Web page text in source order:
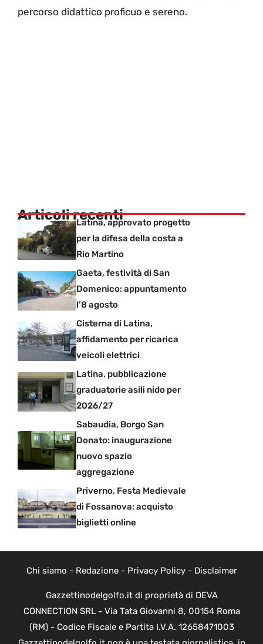
percorso didattico proficuo e sereno.
Articoli recentiLatina, approvato progetto
per la difesa della costa a
Rio Martino
Gaeta, festività di San
Domenico: appuntamento
l’8 agosto
Cisterna di Latina,
affidamento per ricarica
veicoli elettrici
Latina, pubblicazione
graduatorie asili nido per
2026/27
Sabaudia, Borgo San
Donato: inaugurazione
nuovo spazio
aggregazione
Priverno, Festa Medievale
di Fossanova: acquisto
biglietti online
Chi siamo - Redazione- Privacy Policy- Disclaimer
Gazzettinodelgolfo.it di proprietà di DEVA
CONNECTION SRL - Via Tata Giovanni 8, 00154 Roma
(RM) - Codice Fiscale e Partita I.V.A. 12658471003